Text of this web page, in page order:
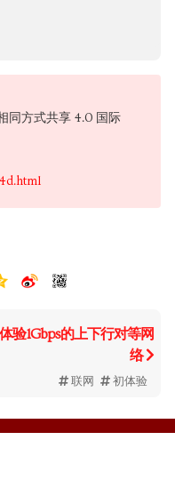
同方式共享 4.0 国际
体验1Gbps的上下行对等网
络
联网 初体验